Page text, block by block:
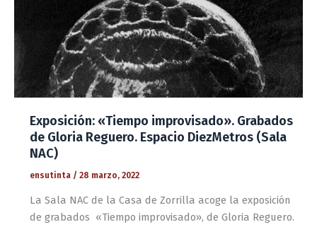
Exposición: «Tiempo improvisado». Grabados
de Gloria Reguero. Espacio DiezMetros (Sala
NAC)
ensutinta / 28 marzo, 2022
La Sala NAC de la Casa de Zorrilla acoge la exposición
de grabados «Tiempo improvisado», de Gloria Reguero.